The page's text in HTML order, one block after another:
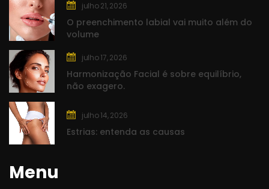
julho 21, 2026
O preenchimento labial vai muito além do
volume
julho 17, 2026
Harmonização Facial é sobre equilíbrio,
não exagero.
julho 14, 2026
Estrias: entenda as causa
Menu